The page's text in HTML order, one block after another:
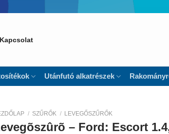
Kapcsolat
Utánfutó alkatrészek
/ SZŰRŐK / LEVEGŐSZŰRŐK
– Ford: Escort